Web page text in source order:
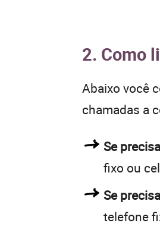
2. Como
Abaixo você
chamadas a
Se
fixo ou
Se
telefone